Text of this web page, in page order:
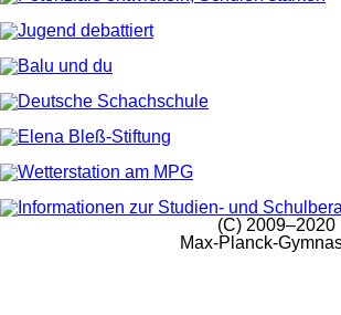
(C) 2009–2020
Max-Planck-